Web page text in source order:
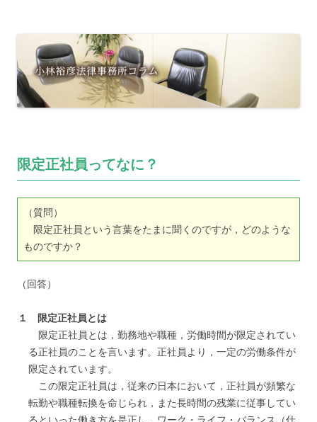
限定正社員ってなに？
（質問）
限定正社員という言葉をたまに聞くのですが，どのような
ものですか？
（回答）
１ 限定正社員とは
限定正社員とは，勤務地や職種，労働時間が限定されてい
る正社員のことを言います。正社員より，一定の労働条件が
限定されています。
この限定正社員は，従来の日本において，正社員が頻繁な
転勤や職種転換を命じられ，また長時間の残業に従事してい